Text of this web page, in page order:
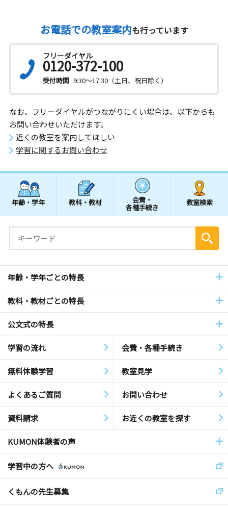
お電話での教室案内も行っています
フリーダイヤル
0120-372-100
受付時間 9:30～17:30（土日、祝日除く）
なお、フリーダイヤルがつながりにくい場合は、以下からも
お問い合わせいただけます。
近くの教室を案内してほしい
学習に関するお問い合わせ
年齢・学年 教科・教材 会費・
各種手続き
教室検索
年齢・学年ごとの特長
教科・教材ごとの特長
公文式の特長
学習の流れ 会費・各種手続き
無料体験学習 教室見学
よくあるご質問 お問い合わせ
資料請求 お近くの教室を探す
KUMON体験者の声
学習中の方へ
くもんの先生募集